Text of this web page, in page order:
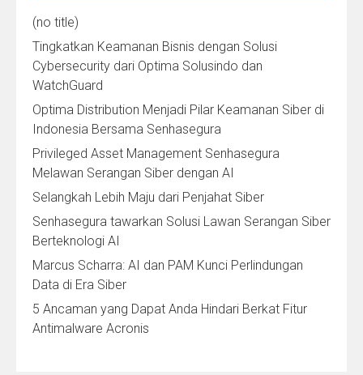
(no title)
Tingkatkan Keamanan Bisnis dengan Solusi
Cybersecurity dari Optima Solusindo dan
WatchGuard
Optima Distribution Menjadi Pilar Keamanan Siber di
Indonesia Bersama Senhasegura
Privileged Asset Management Senhasegura
Melawan Serangan Siber dengan AI
Selangkah Lebih Maju dari Penjahat Siber
Senhasegura tawarkan Solusi Lawan Serangan Siber
Berteknologi AI
Marcus Scharra: AI dan PAM Kunci Perlindungan
Data di Era Siber
5 Ancaman yang Dapat Anda Hindari Berkat Fitur
Antimalware Acronis